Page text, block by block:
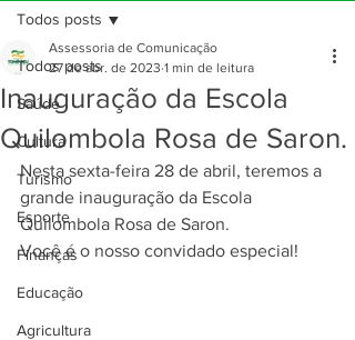
Todos posts
Saúde
Cultura
Turismo
Esporte
Finanças
Educação
Agricultura
Todos posts
Inauguração da Escola
Quilombola Rosa de Saron.
Assessoria de Comunicação
27 de abr. de 2023 1 min de leitura
Nesta sexta-feira 28 de abril, teremos a
grande inauguração da Escola
Quilombola Rosa de Saron.
Você é o nosso convidado especial!